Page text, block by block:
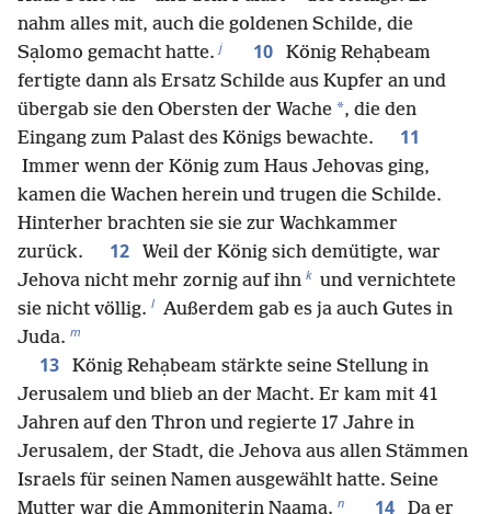
nahm alles mit, auch die goldenen Schilde, die
Sạlomo gemacht hatte. j 10
König Rehạbeam
fertigte dann als Ersatz Schilde aus Kupfer an und
übergab sie den Obersten der Wache *, die den
Eingang zum Palast des Königs bewachte.
11
Immer wenn der König zum Haus Jehovas ging,
kamen die Wachen herein und trugen die Schilde.
Hinterher brachten sie sie zur Wachkammer
zurück.
12
Weil der König sich demütigte, war
Jehova nicht mehr zornig auf ihn k und vernichtete
sie nicht völlig. l Außerdem gab es ja auch Gutes in
Juda. m
13
König Rehạbeam stärkte seine Stellung in
Jerusalem und blieb an der Macht. Er kam mit 41
Jahren auf den Thron und regierte 17 Jahre in
Jerusalem, der Stadt, die Jehova aus allen Stämmen
Israels für seinen Namen ausgewählt hatte. Seine
Mutter war die Ammonịterin Naama. n 14
Da er